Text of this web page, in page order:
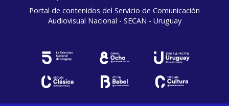
Portal de contenidos del Servicio de Comunicación
Audiovisual Nacional - SECAN - Uruguay